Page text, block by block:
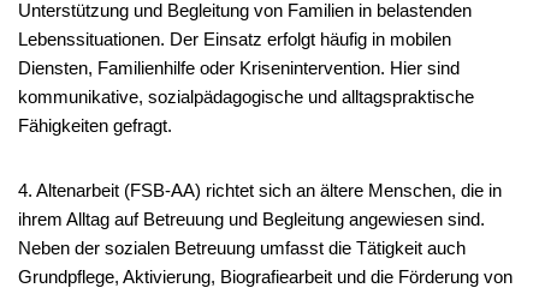
Unterstützung und Begleitung von Familien in belastenden
Lebenssituationen. Der Einsatz erfolgt häufig in mobilen
Diensten, Familienhilfe oder Krisenintervention. Hier sind
kommunikative, sozialpädagogische und alltagspraktische
Fähigkeiten gefragt.
4. Altenarbeit (FSB-AA) richtet sich an ältere Menschen, die in
ihrem Alltag auf Betreuung und Begleitung angewiesen sind.
Neben der sozialen Betreuung umfasst die Tätigkeit auch
Grundpflege, Aktivierung, Biografiearbeit und die Förderung von